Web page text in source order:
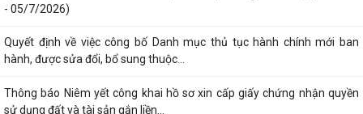
sử dụng đất và tài sản gắn liền...
hành, được sửa đổi,bổ sung thuộc...